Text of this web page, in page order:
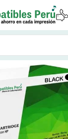
/Toner